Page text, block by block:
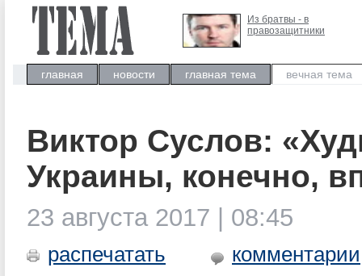
Из братвы - в
правозащитники
главная новости главная тема вечная тема
Виктор Суслов:
Украины, конечно,
23 августа 2017 | 08:45
распечатать комментарии